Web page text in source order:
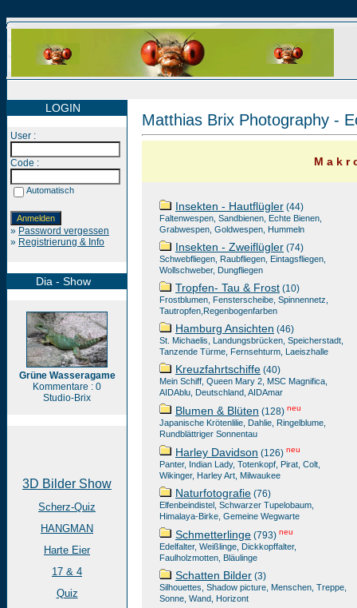
LOGIN
User :
Code :
Automatisch
» Password vergessen
» Registrierung & Info
Dia - Show
Grüne Wasseragame
Kommentare : 0
Studio-Brix
3D Bilder Show
Scherz-Quiz
HANGMAN
Harte Eier
17 & 4
Quiz
Matthias Brix Photography -
M a k r
Insekten - Hautflügler (44)
Faltenwespen, Sandbienen, Echte Bienen,
Grabwespen, Goldwespen, Hummeln
Insekten - Zweiflügler (74)
Schwebfliegen, Raubfliegen, Eintagsfliegen,
Wollschweber, Dungfliegen
Tropfen- Tau & Frost (10)
Frostblumen, Fensterscheibe, Spinnennetz,
Tautropfen,Regenbogenfarben
Hamburg Ansichten (46)
St. Michaelis, Landungsbrücken, Speicherstadt,
Tanzende Türme, Fernsehturm, Laeiszhalle
Kreuzfahrtschiffe (40)
Mein Schiff, Queen Mary 2, MSC Magnifica,
AIDAblu, Deutschland, AIDAmar
Blumen & Blüten (128) neu
Japanische Krötenlilie, Dahlie, Ringelblume,
Rundblättriger Sonnentau
Harley Davidson (126) neu
Panter, Indian Lady, Totenkopf, Pirat, Colt,
Wikinger, Harley Art, Milwaukee
Naturfotografie (76)
Elfenbeindistel, Schwarzer Tupelobaum,
Himalaya-Birke, Gemeine Wegwarte
Schmetterlinge (793) neu
Edelfalter, Weißlinge, Dickkopffalter,
Faulholzmotten, Bläulinge
Schatten Bilder (3)
Silhouettes, Shadow picture, Menschen, Treppe,
Sonne, Wand, Horizont